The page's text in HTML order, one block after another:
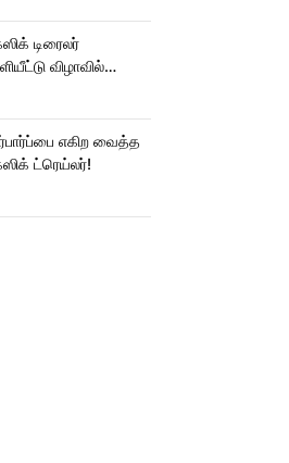
டிரைலர்
விழாவில்
பாருங்க!.. எகிற வைத்த
ட்ரெய்லர்!